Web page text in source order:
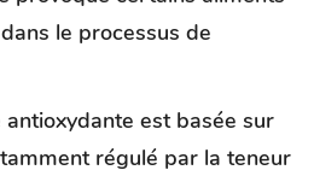
le processus de
est basée sur
régulé par la teneur